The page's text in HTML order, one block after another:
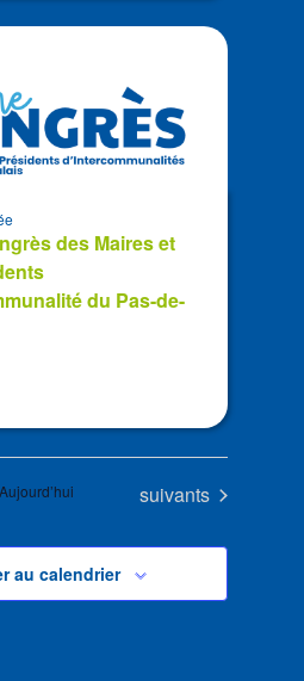
des Maires et
du Pas-de-
Aujourd’hui Évènements
suivants
au calendrier